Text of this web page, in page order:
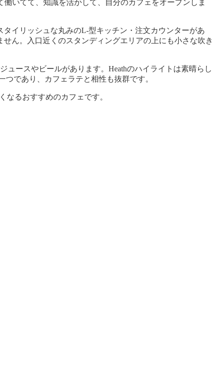
働いてて、知識を活かして、自分のカフェをオープンしま
イリッシュな丸みのL-型キッチン・注文カウンターがあ
ん。入口近くのスタンディングエリアの上にも小さな吹き
ースやビールがあります。Heathのハイライトは素晴らし
であり、カフェラテと相性も抜群です。
なるおすすめのカフェです。